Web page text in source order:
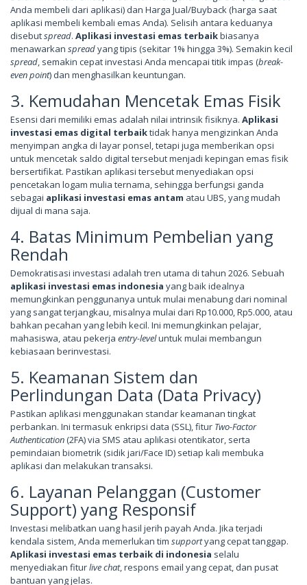
Anda membeli dari aplikasi) dan Harga Jual/Buyback (harga saat
aplikasi membeli kembali emas Anda). Selisih antara keduanya
disebutspread. Aplikasi investasi emas terbaikbiasanya
menawarkan spreadyang tipis (sekitar 1% hingga 3%). Semakin kecil
spread , semakin cepat investasi Anda mencapai titik impas (break-
even point) dan menghasilkan keuntungan.
3. Kemudahan Mencetak Emas Fisik
Esensi dari memiliki emas adalah nilai intrinsik fisiknya. Aplikasi
investasi emas digital terbaiktidak hanya mengizinkan Anda
menyimpan angka di layar ponsel, tetapi juga memberikan opsi
untuk mencetak saldo digital tersebut menjadi kepingan emas fisik
bersertifikat. Pastikan aplikasi tersebut menyediakan opsi
pencetakan logam mulia ternama, sehingga berfungsi ganda
sebagai aplikasi investasi emas antam atau UBS, yang mudah
dijual di mana saja.
4. Batas Minimum Pembelian yang
Rendah
Demokratisasi investasi adalah tren utama di tahun 2026. Sebuah
aplikasi investasi emas indonesia yang baik idealnya
memungkinkan penggunanya untuk mulai menabung dari nominal
yang sangat terjangkau, misalnya mulai dari Rp10.000, Rp5.000, atau
bahkan pecahan yang lebih kecil. Ini memungkinkan pelajar,
mahasiswa, atau pekerja entry-leveluntuk mulai membangun
kebiasaan berinvestasi.
5. Keamanan Sistem dan
Perlindungan Data (Data Privacy)
Pastikan aplikasi menggunakan standar keamanan tingkat
perbankan. Ini termasuk enkripsi data (SSL), fitur Two-Factor
Authentication(2FA) via SMS atau aplikasi otentikator, serta
pemindaian biometrik (sidik jari/Face ID) setiap kali membuka
aplikasi dan melakukan transaksi.
6. Layanan Pelanggan (Customer
Support) yang Responsif
Investasi melibatkan uang hasil jerih payah Anda. Jika terjadi
kendala sistem, Anda memerlukan tim supportyang cepat tanggap.
Aplikasi investasi emas terbaik di indonesia selalu
menyediakan fiturlive chat, respons email yang cepat, dan pusat
bantuan yang jelas.